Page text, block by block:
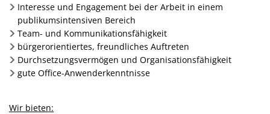
Interesse und Engagement bei der Arbeit in einem
publikumsintensiven Bereich
Team- und Kommunikationsfähigkeit
bürgerorientiertes, freundliches Auftreten
Durchsetzungsvermögen und Organisationsfähigkeit
gute Office-Anwenderkenntnisse
Wir bieten: